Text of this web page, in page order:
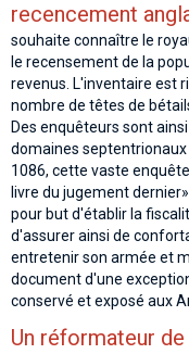
recencement
souhaite connaître le
le recensement de la
revenus. L'inventaire est
nombre de têtes de
Des enquêteurs sont
domaines
1086, cette vaste
livre du jugement
pour but d'établir la
d'assurer ainsi de
entretenir son armée et
document d'une
conservé et exposé aux
Un réformateur